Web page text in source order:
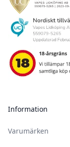
Information
Varumärken